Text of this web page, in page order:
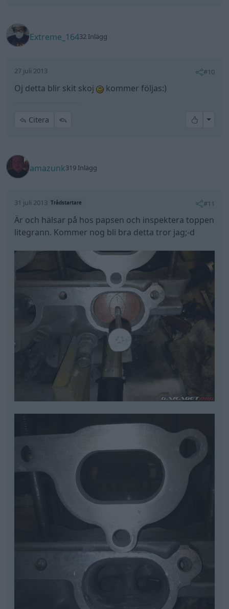
Extreme_16432 Inlägg
27 juli 2013 #10
Oj detta blir skit skoj kommer följas:)
Citera All
amazunk319 Inlägg
31 juli 2013 Trådstartare #11
Är och hälsar på hos papsen och inspektera toppen
litegrann. Kommer nog bli bra detta tror jag;-d